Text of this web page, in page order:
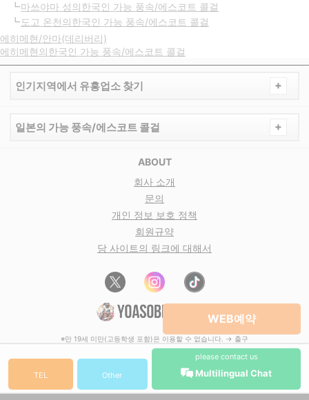
마쓰야마 성의한국인 가능 풍속/에스코트 콜걸
도고 온천의한국인 가능 풍속/에스코트 콜걸
에히메현/안마(데리버리)
에히메현의한국인 가능 풍속/에스코트 콜걸
인기지역에서 유흥업소 찾기 +
일본의 가능 풍속/에스코트 콜걸 +
ABOUT
회사 소개
문의
개인 정보 보호 정책
회원규약
당 사이트의 링크에 대해서
※만 19세 미만(고등학생 포함)은 이용할 수 없습니다. → 출구
WEB예약
TEL Other
please contact us
Multilingual Chat